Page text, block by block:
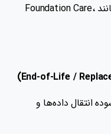
استفاده از قراردادهای پشتیبانی HPE مانند Foundation Care،
انتقال داده‌ها و